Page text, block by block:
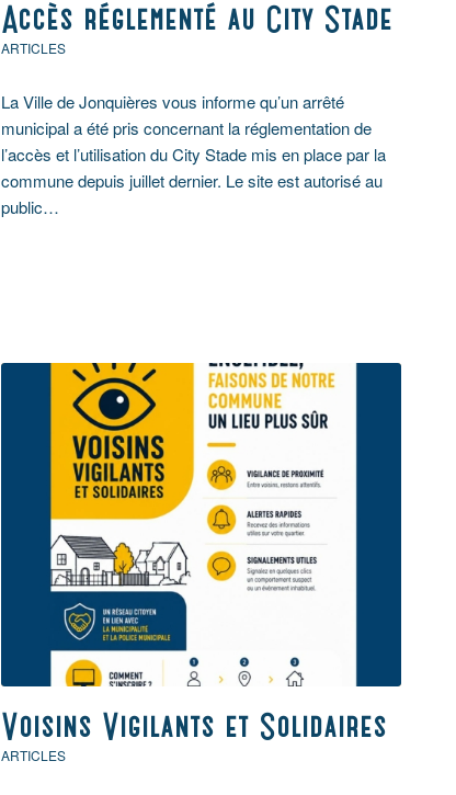
Accès réglementé au City Stade
ARTICLES
La Ville de Jonquières vous informe qu’un arrêté
municipal a été pris concernant la réglementation de
l’accès et l’utilisation du City Stade mis en place par la
commune depuis juillet dernier. Le site est autorisé au
public…
Voisins Vigilants et Solidaires
ARTICLES